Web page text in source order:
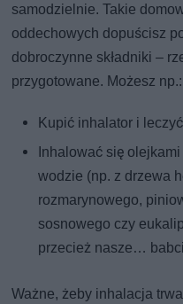
samodzielnie. Takie
oddechowych dopuścisz
dobroczynne składniki –
przygotowane. Możesz np.:
Kupić inhalator i
Inhalować się
wodzie (np. z drzewa
rozmarynowego,
sosnowego czy
przecież nasze…
Ważne, żeby inhalacja